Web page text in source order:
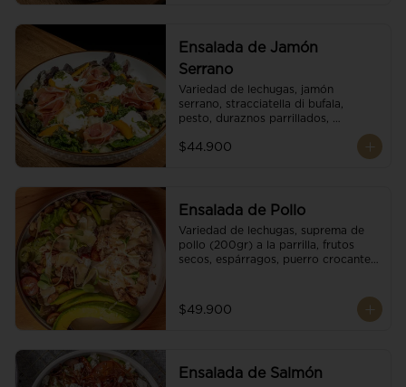
Ensalada de Jamón
Serrano
Variedad de lechugas, jamón
serrano, stracciatella di bufala,
pesto, duraznos parrillados,
tomate cherry y vinagreta
$44.900
Ensalada de Pollo
Variedad de lechugas, suprema de
pollo (200gr) a la parrilla, frutos
secos, espárragos, puerro crocante,
balsámico.
$49.900
Ensalada de Salmón